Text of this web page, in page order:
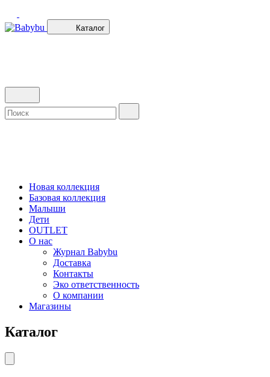
Каталог
Новая коллекция
Базовая коллекция
Малыши
Дети
OUTLET
О нас
Журнал Babybu
Доставка
Контакты
Эко ответственность
О компании
Магазины
Каталог